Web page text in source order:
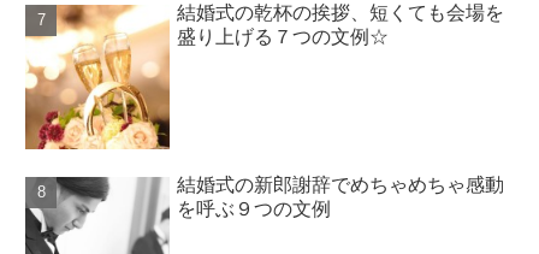
結婚式の乾杯の挨拶、短くても会場を
盛り上げる７つの文例☆
結婚式の新郎謝辞でめちゃめちゃ感動
を呼ぶ９つの文例